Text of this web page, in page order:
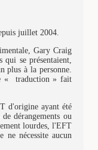
juillet 2004.
Gary Craig
qui se présentaient,
plus à la personne.
« traduction » fait
d'origine ayant été
dérangements ou
lourdes, l'EFT
ne nécessite aucun